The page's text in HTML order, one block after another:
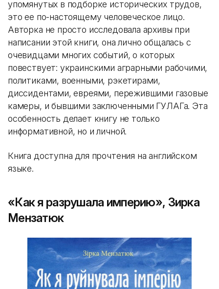
упомянутых в подборке исторических трудов,
это ее по-настоящему человеческое лицо.
Авторка не просто исследовала архивы при
написании этой книги, она лично общалась с
очевидцами многих событий, о которых
повествует: украинскими аграрными рабочими,
политиками, военными, рэкетирами,
диссидентами, евреями, пережившими газовые
камеры, и бывшими заключенными ГУЛАГа. Эта
особенность делает книгу не только
информативной, но и личной.
Книга доступна для прочтения на английском
языке.
«Как я разрушала империю», Зирка
Мензатюк